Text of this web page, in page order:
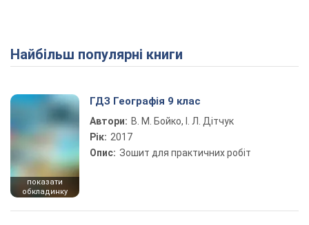
Найбільш популярні книги
показати
обкладинку
ГДЗ Географія 9 клас
Автори: В. М. Бойко, І. Л. Дітчук
Рік: 2017
Опис: Зошит для практичних робіт